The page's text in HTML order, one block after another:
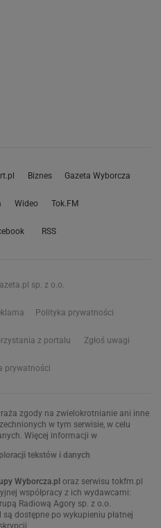
Biznes Gazeta Wyborcza
Wideo Tok.FM
RSS
sp. z o.o.
Polityka prywatności
z portalu Zgłoś uwagi
prywatności
zgody na zwielokrotnianie ani inne
w tym serwisie, w celu
Więcej informacji w
tekstów i danych
Wyborcza.pl oraz serwisu tokfm.pl
współpracy z ich wydawcami:
Radiową Agory sp. z o.o.
dostępne po wykupieniu płatnej